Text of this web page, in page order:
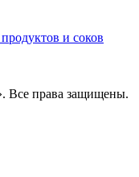
и соков
Все права защищены.